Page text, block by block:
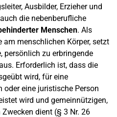
Ausbilder, Erzieher und
die nebenberufliche
Menschen. Als
menschlichen Körper, setzt
persönlich zu erbringende
Erforderlich ist, dass die
wird, für eine
eine juristische Person
wird und gemeinnützigen,
dient (§ 3 Nr. 26